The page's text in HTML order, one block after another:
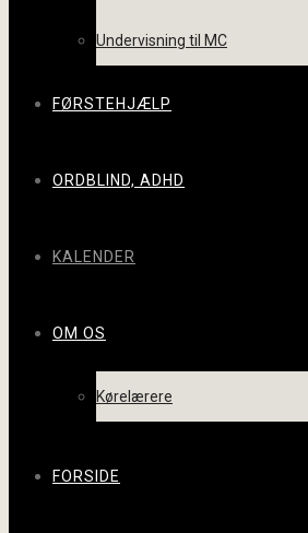
Undervisning til MC
FØRSTEHJÆLP
ORDBLIND, ADHD
KALENDER
OM OS
Kørelærere
FORSIDE